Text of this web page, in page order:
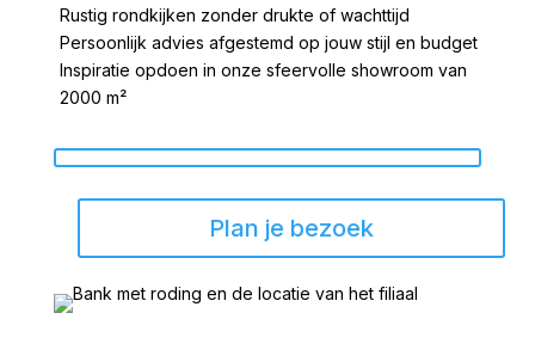
Rustig rondkijken zonder drukte of wachttijd
Persoonlijk advies afgestemd op jouw stijl en budget
Inspiratie opdoen in onze sfeervolle showroom van
2000 m²
Plan je bezoek